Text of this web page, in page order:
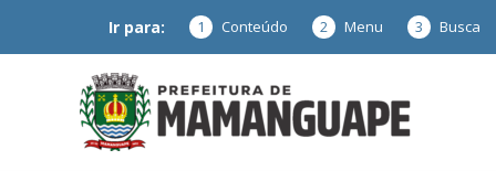
Ir para: 1 Conteúdo 2 Menu 3 Busca